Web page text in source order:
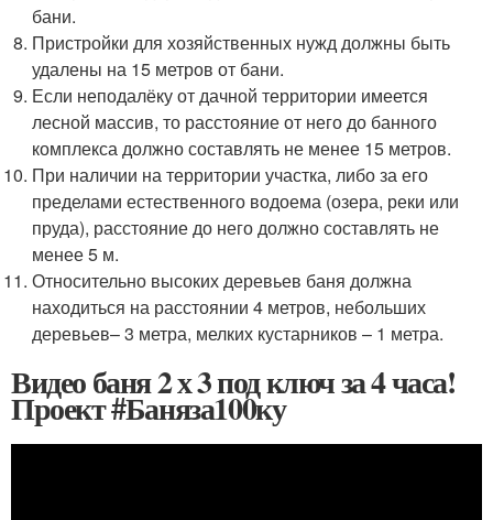
бани.
Пристройки для хозяйственных нужд должны быть
удалены на 15 метров от бани.
Если неподалёку от дачной территории имеется
лесной массив, то расстояние от него до банного
комплекса должно составлять не менее 15 метров.
При наличии на территории участка, либо за его
пределами естественного водоема (озера, реки или
пруда), расстояние до него должно составлять не
менее 5 м.
Относительно высоких деревьев баня должна
находиться на расстоянии 4 метров, небольших
деревьев– 3 метра, мелких кустарников – 1 метра.
Видео баня 2 х 3 под ключ за 4 часа!
Проект #Баняза100ку